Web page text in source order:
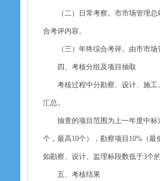
（二）日常考察。市市场管理总
合考评内容。
（三）年终综合考评。由市市场
四、考核分组及项目抽取
考核过程中分勘察、设计、施工
汇总。
抽查的项目范围为上一年度中标
个，最高10个），勘察项目10%（
如勘察、设计、监理标段数低于3个
五、考核结果